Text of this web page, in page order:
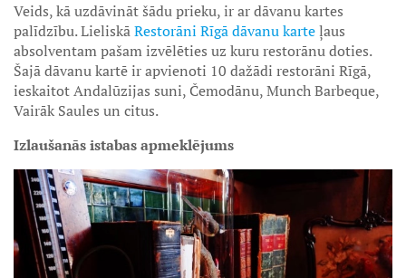
Veids, kā uzdāvināt šādu prieku, ir ar dāvanu kartes
palīdzību. LieliskāRestorāni Rīgā dāvanu karteļaus
absolventam pašam izvēlēties uz kuru restorānu doties.
Šajā dāvanu kartē ir apvienoti 10 dažādi restorāni Rīgā,
ieskaitot Andalūzijas suni, Čemodānu, Munch Barbeque,
Vairāk Saules un citus.
Izlaušanās istabas apmeklējums